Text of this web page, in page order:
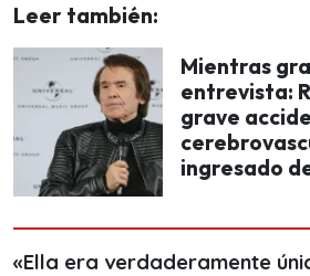
Leer también:
Mientras
entrevista:
grave
ingresado
«Ella era verdaderamente